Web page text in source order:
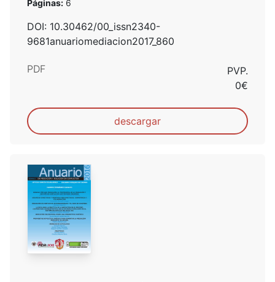
Páginas: 6
DOI: 10.30462/00_issn2340-
9681anuariomediacion2017_860
PDF
PVP.
0€
descargar